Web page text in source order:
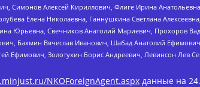
Симонов Алексей Кириллович, Флиге Ирина
Елена Николаевна, Ганнушкина Светлана
Юрьевна, Свечников Анатолий Мариевич, Прохоров
Бахмин Вячеслав Иванович, Шабад Анатолий
Ефимович, Золотухин Борис Андреевич, Левинсон
NKOForeignAgent.aspx данные на